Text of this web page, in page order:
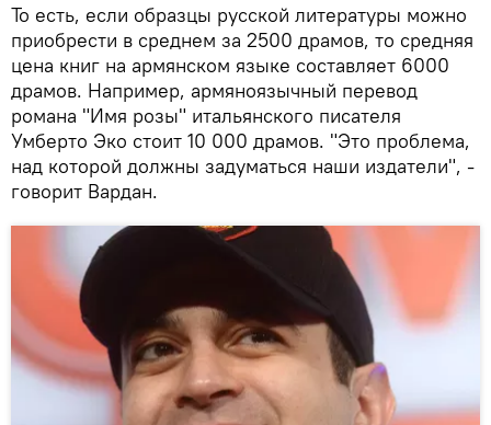
То есть, если образцы русской литературы можно
приобрести в среднем за 2500 драмов, то средняя
цена книг на армянском языке составляет 6000
драмов. Например, армяноязычный перевод
романа "Имя розы" итальянского писателя
Умберто Эко стоит 10 000 драмов. "Это проблема,
над которой должны задуматься наши издатели", -
говорит Вардан.